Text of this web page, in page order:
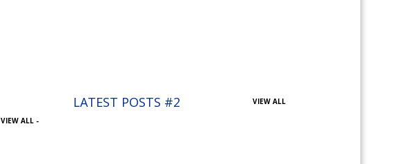
VIEW ALL -
LATEST POSTS #2 VIEW ALL